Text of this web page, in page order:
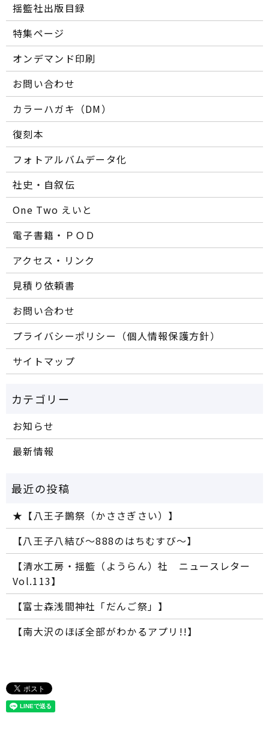
揺籃社出版目録
特集ページ
オンデマンド印刷
お問い合わせ
カラーハガキ（DM）
復刻本
フォトアルバムデータ化
社史・自叙伝
One Two えいと
電子書籍・ＰＯＤ
アクセス・リンク
見積り依頼書
お問い合わせ
プライバシーポリシー（個人情報保護方針）
サイトマップ
お知らせ
最新情報
★【八王子鵲祭（かささぎさい）】
【八王子八結び～888のはちむすび～】
【清水工房・揺籃（ようらん）社 ニュースレター
Vol.113】
【富士森浅間神社「だんご祭」】
【南大沢のほぼ全部がわかるアプリ!!】